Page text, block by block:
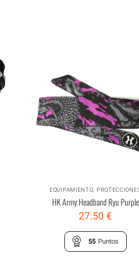
EQUIPAMIENTO,
HK Army Headband Ryu Purple
27.50 €
55 Puntos